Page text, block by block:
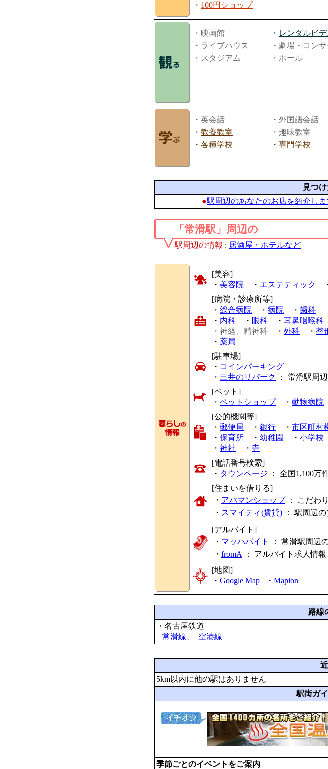
・ 100円ショップ
・映画館 ・ レンタルビ
・ライブハウス
・劇場・コンサ
・スタジアム
・ホール
・英会話
・外国語会話
・ 教養教室
・趣味教室
・ 各種学校 ・ 専門学校
見つ
●駅周辺のあなたのお店を紹介し
「常滑駅」周辺の
駅周辺の情報 : 居酒屋・ホテルなど
[美容]
・ 美容院 ・ エステティック
[病院・診療所等]
・ 総合病院 ・ 病院 ・ 歯科
・ 内科 ・ 眼科 ・ 耳鼻咽喉科
・神経、精神科 ・ 外科 ・ 整
・ 薬局
[駐車場]
・ コインパーキング
・ 三井のリパーク
： 常滑駅周
[ペット]
・ ペットショップ・ 動物病院
[公的機関等]
・ 郵便局 ・ 銀行 ・ 市区町村
・ 保育所 ・ 幼稚園 ・ 小学校
・ 神社 ・ 寺
[電話番号検索]
・ タウンページ ： 全国1,100万
[住まいを借りる]
・ アパマンショップ： こだわ
・ スマイティ(賃貸) ： 駅周辺
[アルバイト]
・ マッハバイト
： 常滑駅周辺
・ fromA ： アルバイト求人情報
[地図]
・ Google Map ・ Mapion
路線
・名古屋鉄道
常滑線
空港線
5km以内に他の駅はありません
駅街ガ
季節ごとのイベントをご案内